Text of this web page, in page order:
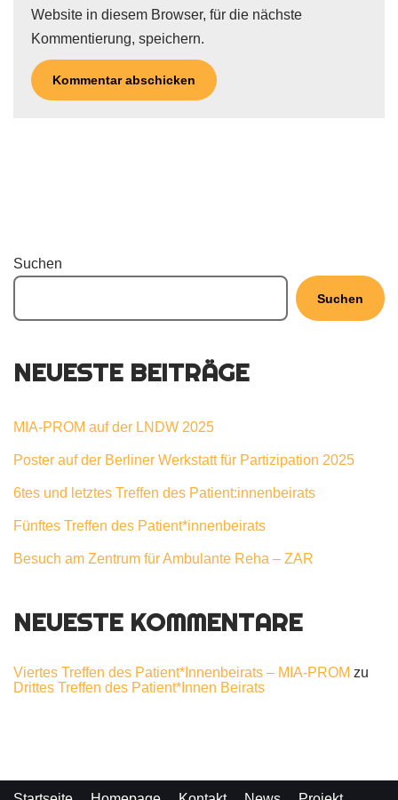
Website in diesem Browser, für die nächste
Kommentierung, speichern.
Suchen
Suchen
NEUESTE BEITRÄGE
MIA-PROM auf der LNDW 2025
Poster auf der Berliner Werkstatt für Partizipation 2025
6tes und letztes Treffen des Patient:innenbeirats
Fünftes Treffen des Patient*innenbeirats
Besuch am Zentrum für Ambulante Reha – ZAR
NEUESTE KOMMENTARE
Viertes Treffen des Patient*Innenbeirats – MIA-PROM zu
Drittes Treffen des Patient*Innen Beirats